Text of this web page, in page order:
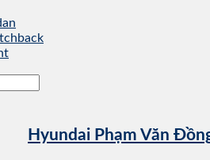
Hyundai Phạm Văn